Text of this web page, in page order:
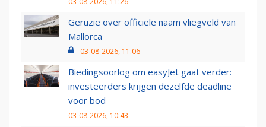
Geruzie over officiële naam vliegveld van
Mallorca
03-08-2026, 11:06
Biedingsoorlog om easyJet gaat verder:
investeerders krijgen dezelfde deadline
voor bod
03-08-2026, 10:43